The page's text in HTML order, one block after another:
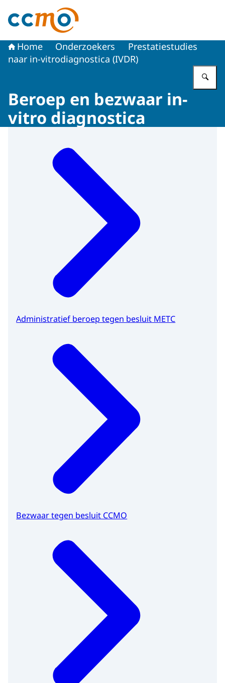
Naar de homepage van Centrale Commissie
Home Onderzoekers
Prestatiestudies
naar in-vitrodiagnostica (IVDR)
Beroep en bezwaar in-
vitro diagnostica
Administratief beroep tegen besluit METC
Bezwaar tegen besluit CCMO